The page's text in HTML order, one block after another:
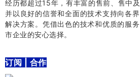
经历都超过15年，有丰富的售前、售中
并以良好的信誉和全面的技术支持向各
解决方案。 凭借出色的技术和优质的服
市企业的安心选择。
订阅 | 合作